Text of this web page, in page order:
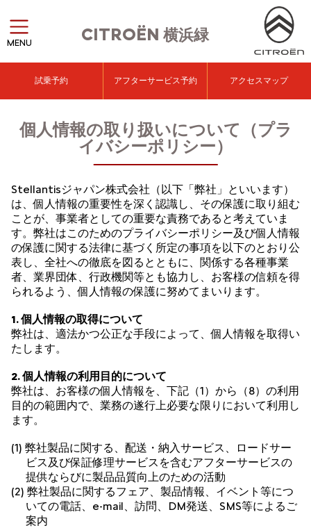
CITROËN 横浜緑
MENU
試乗予約 アフターサービス予約 アクセスマップ
個人情報の取り扱いについて（プラ
イバシーポリシー）
Stellantisジャパン株式会社（以下「弊社」といいます）
は、個人情報の重要性を深く認識し、その保護に取り組む
ことが、事業者としての重要な責務であると考えていま
す。弊社はこのためのプライバシーポリシー及び個人情報
の保護に関する法律に基づく所定の事項を以下のとおり公
表し、全社への徹底を図るとともに、関係する各種事業
者、業界団体、行政機関等とも協力し、お客様の信頼を得
られるよう、個人情報の保護に努めてまいります。
1. 個人情報の取得について
弊社は、適法かつ公正な手段によって、個人情報を取得い
たします。
2. 個人情報の利用目的について
弊社は、お客様の個人情報を、下記（1）から（8）の利用
目的の範囲内で、業務の遂行上必要な限りにおいて利用し
ます。
(1) 弊社製品に関する、配送・納入サービス、ロードサー
ビス及び保証修理サービスを含むアフターサービスの
提供ならびに製品品質向上のための活動
(2) 弊社製品に関するフェア、製品情報、イベント等につ
いての電話、e-mail、訪問、DM発送、SMS等によるご
案内